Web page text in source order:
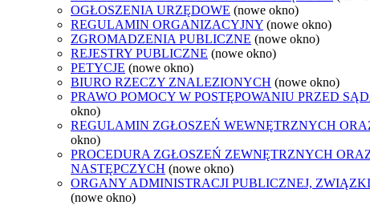
OGŁOSZENIA URZĘDOWE (nowe okno)
REGULAMIN ORGANIZACYJNY (nowe okno)
ZGROMADZENIA PUBLICZNE (nowe okno)
REJESTRY PUBLICZNE (nowe okno)
PETYCJE (nowe okno)
BIURO RZECZY ZNALEZIONYCH (nowe okno)
PRAWO POMOCY W POSTĘPOWANIU PRZED
okno)
REGULAMIN ZGŁOSZEŃ WEWNĘTRZNYCH
okno)
PROCEDURA ZGŁOSZEŃ ZEWNĘTRZNYCH
NASTĘPCZYCH (nowe okno)
ORGANY ADMINISTRACJI PUBLICZNEJ,
(nowe okno)